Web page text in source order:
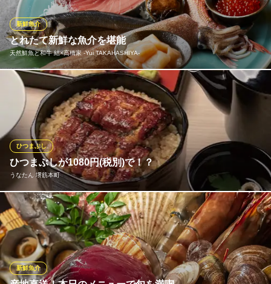
し身をかけていきます！「ストップ！」と言うまでかけ続けます
ので、お好きなタイミングでお声がけを♪「ストップ」言い忘れに
注意！
北海道海鮮 にほんいち本町店
北海道海鮮 個室居酒屋
大阪メトロ御堂筋線本町駅1番出口 徒歩1分
大阪府大阪市中央区安土町3-4-5 本丸田ビルB1
とれたて新鮮な魚介を堪能
天然鮮魚と和牛 結×高橋家 ‐Yui TAKAHASHIYA‐
新鮮魚介
直送の天然魚を堪能！新鮮で旨みのある魚！その日の朝獲れ鮮魚
を直送し提供しております。季節の旬の味を熟練の職人が丁寧に
調理して、コース・アラカルト双方でお楽しみ頂けます。
天然鮮魚と和牛 結×高橋家 ‐Yui TAKAHASHIYA‐
食材を大切にする居酒屋
大阪メトロ御堂筋線本町駅 徒歩1分
大阪府大阪市中央区南本町4-1-1 ヨドコウビルB1
ひつまぶしが1080円(税別)で！？
うなたん 堺筋本町
ひつまぶし
二ホンウナギのひつまぶしは1080円(税別)～お楽しみ頂けます！
まずはそのままで、お薬味を添えて、お出汁をかけて…お好みの
食べ方でお楽しみください！
うなたん 堺筋本町
ひつまぶし専門店
新鮮魚介